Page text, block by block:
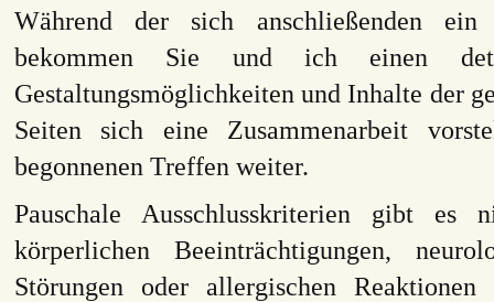
Während der sich anschließenden
bekommen Sie und ich einen
Gestaltungsmöglichkeiten und Inhalte der
Seiten sich eine Zusammenarbeit
begonnenen Treffen weiter.
Pauschale Ausschlusskriterien gibt
körperlichen Beeinträchtigungen,
Störungen oder allergischen